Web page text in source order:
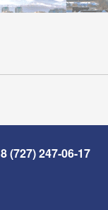
8 (727) 247-06-17